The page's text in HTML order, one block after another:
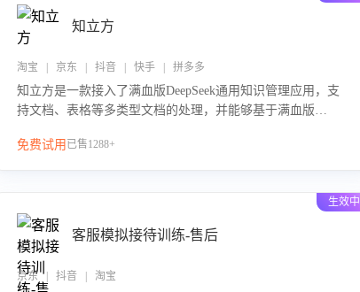
知立方
淘宝 | 京东 | 抖音 | 快手 | 拼多多
知立方是一款接入了满血版DeepSeek通用知识管理应用，支
持文档、表格等多类型文档的处理，并能够基于满血版
识支持，帮助用户高效管理和利用知识资源。通过该产品，
免费试用 已售1288+
生效中
客服模拟接待训练-售后
京东 | 抖音 | 淘宝